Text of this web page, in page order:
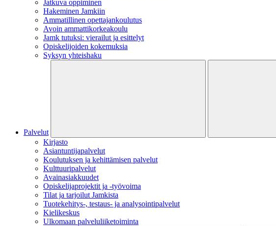
Jatkuva oppiminen
Hakeminen Jamkiin
Ammatillinen opettajankoulutus
Avoin ammattikorkeakoulu
Jamk tutuksi: vierailut ja esittelyt
Opiskelijoiden kokemuksia
Syksyn yhteishaku
Palvelut
Kirjasto
Asiantuntijapalvelut
Koulutuksen ja kehittämisen palvelut
Kulttuuripalvelut
Avainasiakkuudet
Opiskelijaprojektit​ ja -työvoima
Tilat ja tarjoilut Jamkista
Tuotekehitys-, testaus- ja analysointipalvelut
Kielikeskus
Ulkomaan palveluliiketoiminta